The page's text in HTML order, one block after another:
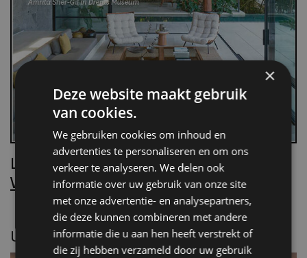
Lees Villa d’Arte!
Word nu abonnee.
UITGELICHT
×
Deze website maakt gebruik
van cookies.
We gebruiken cookies om inhoud en
advertenties te personaliseren en om ons
verkeer te analyseren. We delen ook
informatie over uw gebruik van onze site
met onze advertentie- en analysepartners,
die deze kunnen combineren met andere
informatie die u aan hen heeft verstrekt of
die zij hebben verzameld door uw gebruik